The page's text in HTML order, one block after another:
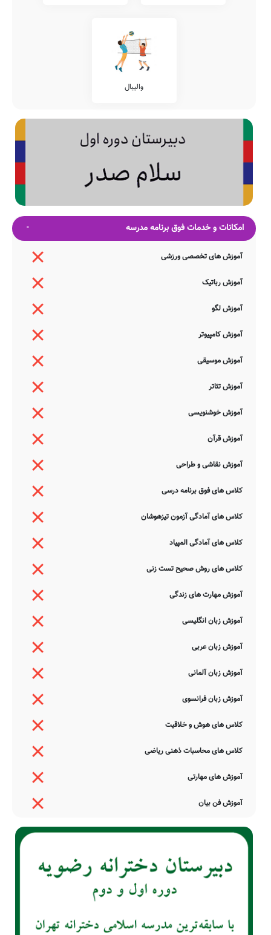
والیبال
امکانات و خدمات فوق برنامه مدرسه
آموزش های تخصصی ورزشی
آموزش رباتیک
آموزش لگو
آموزش کامپیوتر
آموزش موسیقی
آموزش تئاتر
آموزش خوشنویسی
آموزش قرآن
آموزش نقاشی و طراحی
کلاس های فوق برنامه درسی
کلاس های آمادگی آزمون تیزهوشان
کلاس های آمادگی المپیاد
کلاس های روش صحیح تست زنی
آموزش مهارت های زندگی
آموزش زبان انگلیسی
آموزش زبان عربی
آموزش زبان آلمانی
آموزش زبان فرانسوی
کلاس های هوش و خلاقیت
کلاس های محاسبات ذهنی ریاضی
آموزش های مهارتی
آموزش فن بیان